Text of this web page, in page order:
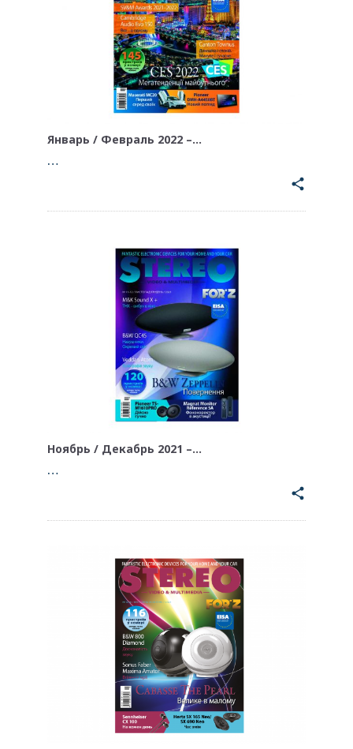
Январь / Февраль 2022 –…
…
share
Ноябрь / Декабрь 2021 –…
…
share